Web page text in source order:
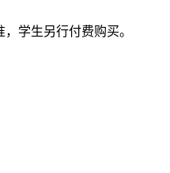
学生另行付费购买。